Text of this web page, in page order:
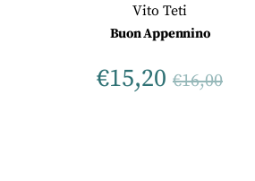
Vito Teti
Buon Appennino
€15,20 €16,00